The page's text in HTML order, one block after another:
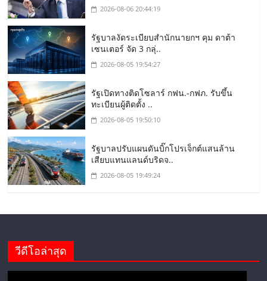
2026-08-06 20:44:19
รัฐบาลงัดระเบียบสำนักนายกฯ คุม ดาต้า
เซนเตอร์ จัด 3 กลุ่..
2026-08-05 19:54:27
รัฐเปิดทางติดโซลาร์ กฟน.-กฟภ. รับขึ้น
ทะเบียนผู้ติดตั้ง ..
2026-08-05 19:50:10
รัฐบาลปรับแผนดันบิ๊กโปรเจ็กต์แสนล้าน
เสียบแทนแลนด์บริดจ..
2026-08-05 19:49:24
วีดีโอล่าสุด